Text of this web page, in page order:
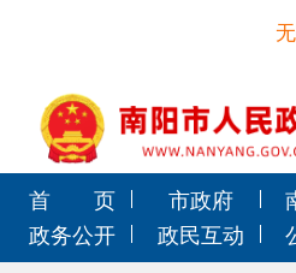
首 页 市政府
政务公开
政民互动